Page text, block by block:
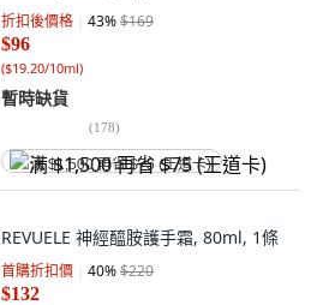
折扣後價格 43%$169
$96
($19.20/10ml)
暫時缺貨
(178)
满 $1,500 再省 $75 (王道卡)
REVUELE 神經醯胺護手霜, 80ml, 1條
首購折扣價 40%$220
$132